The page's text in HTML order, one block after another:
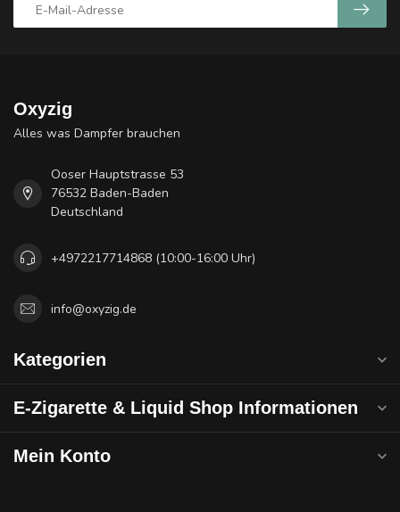
Oxyzig
Alles was Dampfer brauchen
Ooser Hauptstrasse 53
76532 Baden-Baden
Deutschland
+4972217714868 (10:00-16:00 Uhr)
info@oxyzig.de
Kategorien
E-Zigarette & Liquid Shop Informationen
Mein Konto